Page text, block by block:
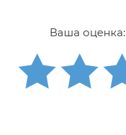
Ваша оценка: